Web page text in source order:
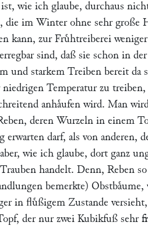
wie ich glaube, durchaus
die im Winter ohne sehr große
kann, zur Fruͤhtreiberei
sind, daß sie schon in
und starkem Treiben bereit
niedrigen Temperatur zu
anhaͤufen wird. Man
deren Wurzeln in einem
erwarten darf, als von
wie ich glaube, dort ganz
handelt. Denn, Reben
bemerkte)
in fluͤßigem Zustande
der nur zwei Kubikfuß sehr